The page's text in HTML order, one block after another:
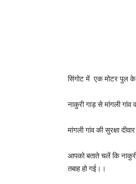
सिंगोट में एक मोटर पुल के
नाकुरी गाड़ से मांगली
मांगली गांव की सुरक्षा
आपको बताते चलें कि
तबाह हो गई।।